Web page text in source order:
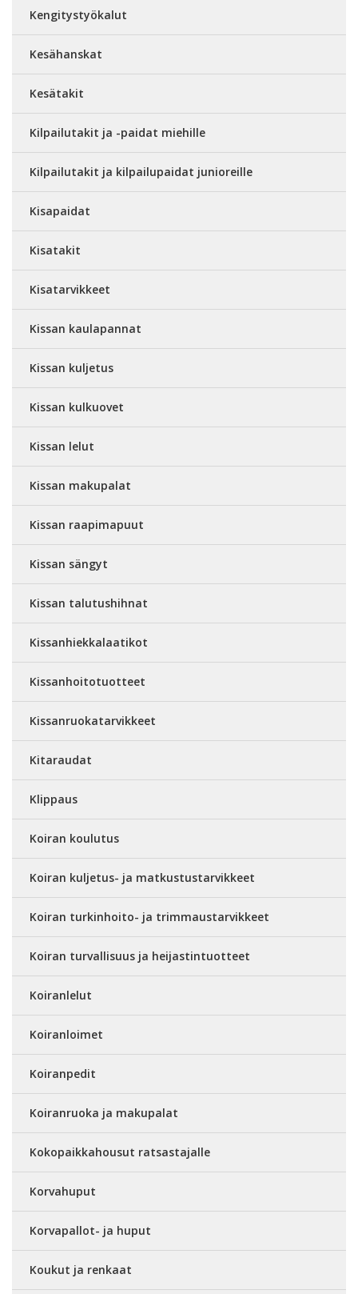
Kengitystyökalut
Kesähanskat
Kesätakit
Kilpailutakit ja -paidat miehille
Kilpailutakit ja kilpailupaidat junioreille
Kisapaidat
Kisatakit
Kisatarvikkeet
Kissan kaulapannat
Kissan kuljetus
Kissan kulkuovet
Kissan lelut
Kissan makupalat
Kissan raapimapuut
Kissan sängyt
Kissan talutushihnat
Kissanhiekkalaatikot
Kissanhoitotuotteet
Kissanruokatarvikkeet
Kitaraudat
Klippaus
Koiran koulutus
Koiran kuljetus- ja matkustustarvikkeet
Koiran turkinhoito- ja trimmaustarvikkeet
Koiran turvallisuus ja heijastintuotteet
Koiranlelut
Koiranloimet
Koiranpedit
Koiranruoka ja makupalat
Kokopaikkahousut ratsastajalle
Korvahuput
Korvapallot- ja huput
Koukut ja renkaat